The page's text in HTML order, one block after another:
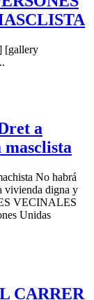
[gallery
a
No habrá
vivienda digna y
VECINALES
Unidas
CARRER